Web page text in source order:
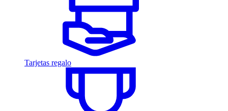
Tarjetas regalo